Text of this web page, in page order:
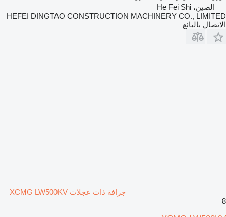
الصين، He Fei Shi
HEFEI DINGTAO CONSTRUCTION MACHINERY CO., LIMITED
الاتصال بالبائع
جرافة ذات عجلات XCMG LW500KV
8